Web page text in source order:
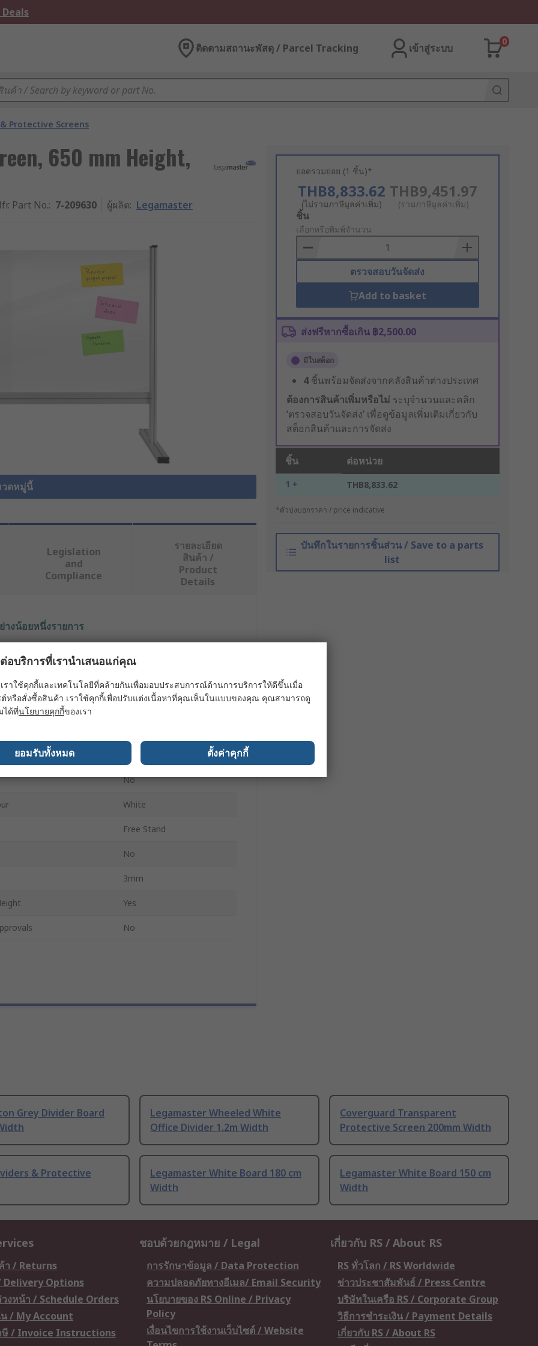
ติดตามสถานะพัสดุ / Parcel Tracking เข้าสู่ระบบ
0
Protective Screens
650 mm Height,
Part No.: 7-209630 ผู้ผลิต: Legamaster
ดหมู่นี้
ยอดรวมย่อย (1 ชิ้น)*
THB8,833.62
(ไม่รวมภาษีมูลค่าเพิ่ม)
THB9,451.97
(รวมภาษีมูลค่าเพิ่ม)
Add
to
Basket
ชิ้น
เลือกหรือพิมพ์จำนวน
ตรวจสอบวันจัดส่ง
Add to basket
ส่งฟรีหากซื้อเกิน ฿2,500.00
มีในสต็อก
4ชิ้นพร้อมจัดส่งจากคลังสินค้าต่างประเทศ
ต้องการสินค้าเพิ่มหรือไม่ ระบุจำนวนและคลิก
‘ตรวจสอบวันจัดส่ง’ เพื่อดูข้อมูลเพิ่มเติมเกี่ยวกับ
สต็อกสินค้าและการจัดส่ง
ชิ้น ต่อหน่วย
1 + THB8,833.62
*ตัวบ่งบอกราคา / price indicative
บันทึกในรายการชิ้นส่วน / Save to a parts
list
Legislation
and
Compliance
รายละเอียด
สินค้า /
Product
Details
งน้อยหนึ่งรายการ
ค่า
Legamaster
No
White
Free Stand
No
3mm
Yes
No
Grey Divider Board
Legamaster Wheeled White
Office Divider 1.2m Width
Coverguard Transparent
Protective Screen 200mm Width
& Protective
Legamaster White Board 180 cm
Width
Legamaster White Board 150 cm
Width
า / Returns
Delivery Options
งหน้า / Schedule Orders
/ My Account
ษี / Invoice Instructions
ชอบด้วยกฎหมาย / Legal
การรักษาข้อมูล / Data Protection
ความปลอดภัยทางอีเมล/ Email Security
นโยบายของ RS Online / Privacy
Policy
เงื่อนไขการใช้งานเว็บไซต์ / Website
เกี่ยวกับ RS / About RS
RS ทั่วโลก / RS Worldwide
ข่าวประชาสัมพันธ์ / Press Centre
บริษัทในเครือ RS / Corporate Group
วิธีการชำระเงิน / Payment Details
เกี่ยวกับ RS / About RS
อบริการที่เรานำเสนอแก่คุณ
ราใช้คุกกี้และเทคโนโลยีที่คล้ายกันเพื่อมอบประสบการณ์ด้านการบริการให้ดีขึ้นเมื่อ
หรือสั่งซื้อสินค้า เราใช้คุกกี้เพื่อปรับแต่งเนื้อหาที่คุณเห็นในแบบของคุณ คุณสามารถดู
ได้ที่นโยบายคุกกี้ของเรา
ยอมรับทั้งหมด ตั้งค่าคุกกี้